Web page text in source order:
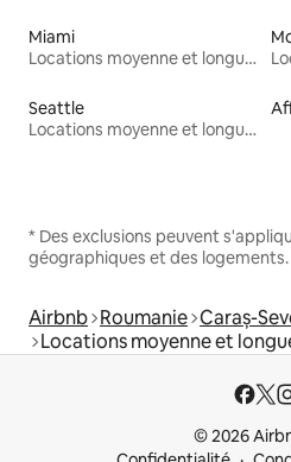
Miami
Locations moyenne et longue durée
Seattle
Locations moyenne et longue durée
* Des exclusions peuvent
géographiques et des logements.
Airbnb Roumanie Caraș-
Locations moyenne et
© 2026